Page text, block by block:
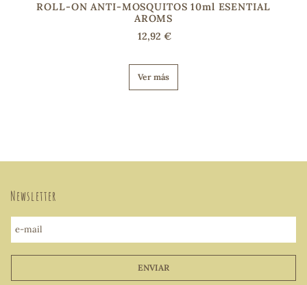
ROLL-ON ANTI-MOSQUITOS 10ml ESENTIAL
AROMS
12,92 €
Ver más
Newsletter
e-mail
ENVIAR